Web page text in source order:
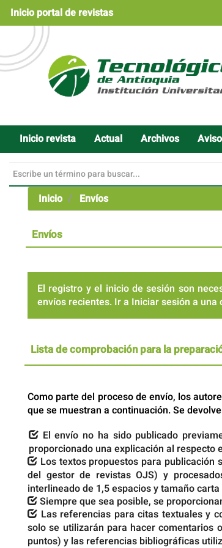
Navegación
principal
Contenido
principal
Barra
lateral
Inicio portal de revistas
Inicio revista Actual Archivos
Inicio
Envíos
Envíos
El registro y el inicio de sesión son
envíos recientes. Ir a Iniciar sesión a una
Lista de comprobación para la
Como parte del proceso de envío, los
que se muestran a continuación. Se
El envío no ha sido publicado
proporcionado una explicación al respecto
Los textos propuestos para
del gestor de revistas OJS) y
interlineado de 1,5 espacios y tamaño
Siempre que sea posible, se
Las referencias para citas textuales y
solo se utilizarán para hacer comentarios
puntos) y las referencias bibliográficas